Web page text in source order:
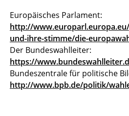
Europäisches Parlament:
http://
und-ihre-stimme/die-
Der Bundeswahlleiter:
https://
Bundeszentrale für politische
http://www.bpb.de/politik/